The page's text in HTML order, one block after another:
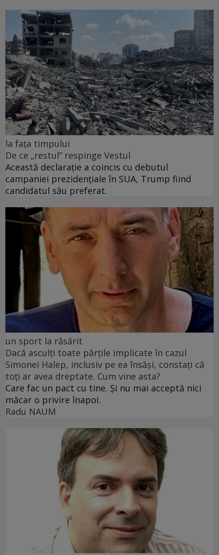
la fața timpului
De ce „restul” respinge Vestul
Această declarație a coincis cu debutul
campaniei prezidențiale în SUA, Trump fiind
candidatul său preferat.
un sport la răsărit
Dacă asculți toate părțile implicate în cazul
Simonei Halep, inclusiv pe ea însăși, constați că
toți ar avea dreptate. Cum vine asta?
Care fac un pact cu tine. Și nu mai acceptă nici
măcar o privire înapoi.
Radu NAUM